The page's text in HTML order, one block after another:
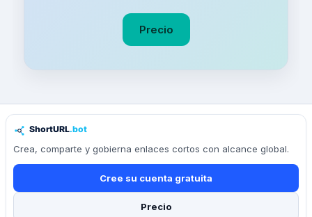
Precio
Crea, comparte y gobierna enlaces cortos con alcance global.
Cree su cuenta gratuita
Precio